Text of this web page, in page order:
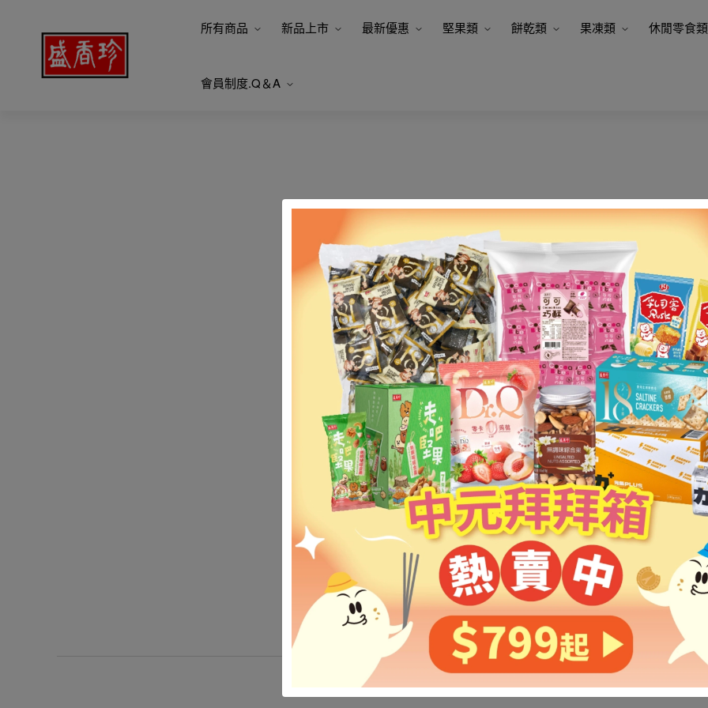
所有商品 新品上市 最新優惠 堅果類 餅乾類 果凍類 休閒零食類
會員制度.Q＆A
找不到這個商品